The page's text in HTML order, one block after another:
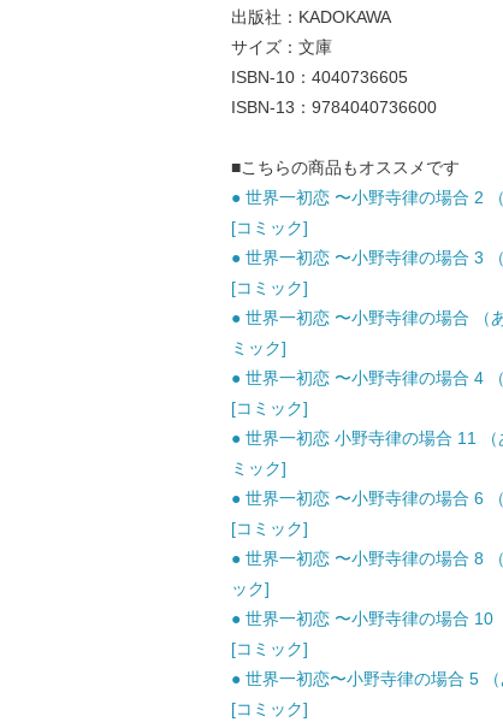
出版社：KADOKAWA
サイズ：文庫
ISBN-10：4040736605
ISBN-13：9784040736600
■こちらの商品もオススメです
● 世界一初恋 〜小野寺律の場合 2
[コミック]
● 世界一初恋 〜小野寺律の場合 3
[コミック]
● 世界一初恋 〜小野寺律の場合 （
ミック]
● 世界一初恋 〜小野寺律の場合 4
[コミック]
● 世界一初恋 小野寺律の場合 11
ミック]
● 世界一初恋 〜小野寺律の場合 6
[コミック]
● 世界一初恋 〜小野寺律の場合 8
ック]
● 世界一初恋 〜小野寺律の場合 10
[コミック]
● 世界一初恋〜小野寺律の場合 5
[コミック]